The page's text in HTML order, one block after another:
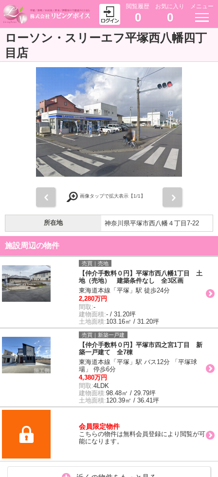
閲覧履歴
0
お気に入り
0
メニュー
ローソン・スリーエフ平塚西八幡四丁
目店
画像タップで拡大表示【1/1】
所在地 神奈川県平塚市西八幡４丁目7-22
施設周辺の物件
売買｜売地
【仲介手数料０円】平塚市西八幡1丁目 土
地（売地） 建築条件なし 全3区画
東海道本線「平塚」駅 徒歩24分
2,280万円
間取:-
建物面積:- / 31.20坪
土地面積:103.16㎡ / 31.20坪
売買｜新築一戸建
【仲介手数料０円】平塚市四之宮1丁目 新
築一戸建て 全7棟
東海道本線「平塚」駅 バス12分 「平塚球
場」 停歩6分
4,380万円
間取:4LDK
建物面積:98.48㎡ / 29.79坪
土地面積:120.39㎡ / 36.41坪
会員限定物件
こちらの物件は無料会員登録により閲覧が可
能になります。